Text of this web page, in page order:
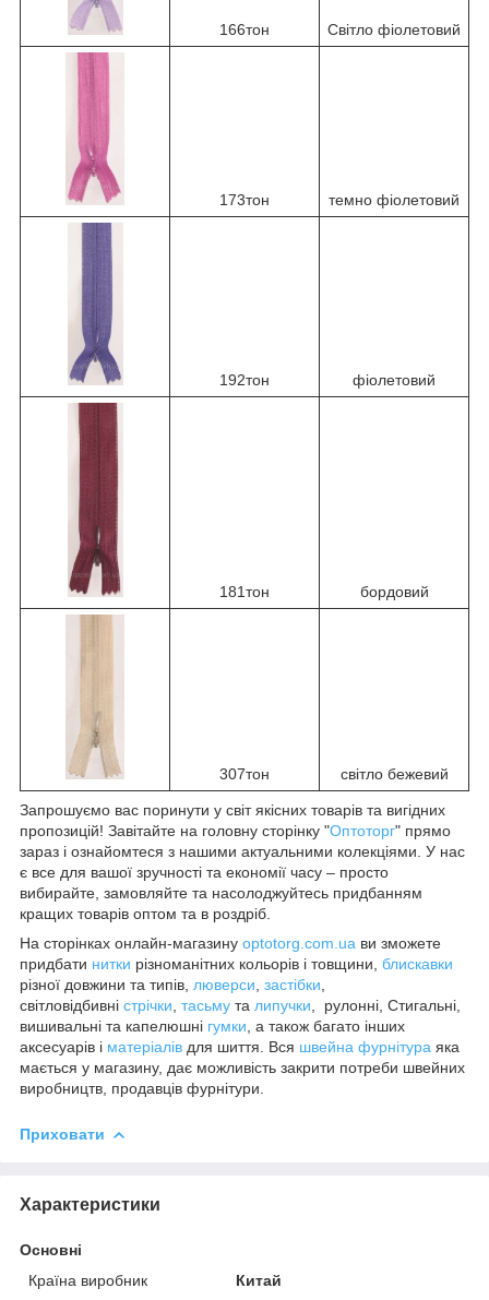
166тон Світло фіолетовий
173тон темно фіолетовий
192тон фіолетовий
181тон бордовий
307тон світло бежевий
Запрошуємо вас поринути у світ якісних товарів та вигідних
пропозицій! Завітайте на головну сторінку "Оптоторг" прямо
зараз і ознайомтеся з нашими актуальними колекціями. У нас
є все для вашої зручності та економії часу – просто
вибирайте, замовляйте та насолоджуйтесь придбанням
кращих товарів оптом та в роздріб.
На сторінках онлайн-магазину optotorg.com.ua ви зможете
придбати нитки різноманітних кольорів і товщини, блискавки
різної довжини та типів, люверси застібки
світловідбивні стрічки тасьму та липучки , рулонні, Стигальні,
вишивальні та капелюшні гумки , а також багато інших
аксесуарів і матеріалів для шиття. Вся швейна фурнітура яка
мається у магазину, дає можливість закрити потреби швейних
виробництв, продавців фурнітури.
Приховати
Характеристики
Основні
Країна виробник
Китай